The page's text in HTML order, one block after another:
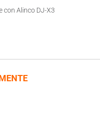
con Alinco DJ-X3